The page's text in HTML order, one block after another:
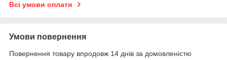
Всі умови оплати
Умови повернення
Повернення товару впродовж 14 днів за домовленістю